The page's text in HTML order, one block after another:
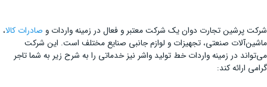
شرکت پرشین تجارت دوان یک شرکت معتبر و فعال در زمینه واردات و صادرات کالا،
ماشین‌آلات صنعتی، تجهیزات و لوازم جانبی صنایع مختلف است. این شرکت
می‌تواند در زمینه واردات خط تولید واشر نیز خدماتی را به شرح زیر به شما تاجر
گرامی ارائه کند: